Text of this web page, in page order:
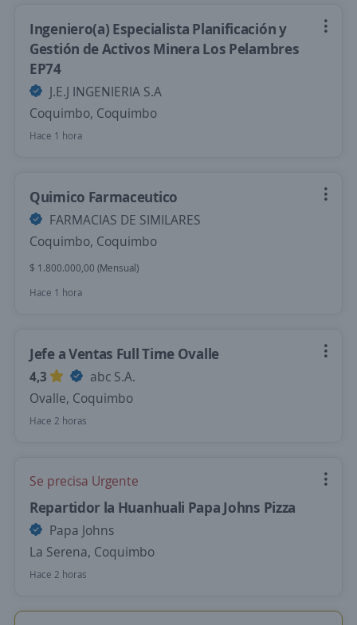
Ingeniero(a) Especialista Planificación y
Gestión de Activos Minera Los Pelambres
EP74
J.E.J INGENIERIA S.A
Coquimbo, Coquimbo
Hace 1 hora
Quimico Farmaceutico
FARMACIAS DE SIMILARES
Coquimbo, Coquimbo
$ 1.800.000,00 (Mensual)
Hace 1 hora
Jefe a Ventas Full Time Ovalle
4,3
abc S.A.
Ovalle, Coquimbo
Hace 2 horas
Se precisa Urgente
Repartidor la Huanhuali Papa Johns Pizza
Papa Johns
La Serena, Coquimbo
Hace 2 horas